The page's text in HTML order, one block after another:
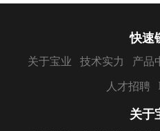
快速
关于宝业 技术实力 产品
人才招聘
关于